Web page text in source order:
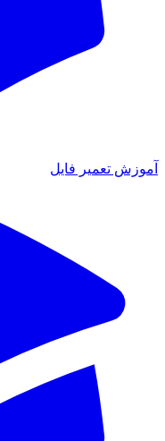
آموزش تعمیر فایل